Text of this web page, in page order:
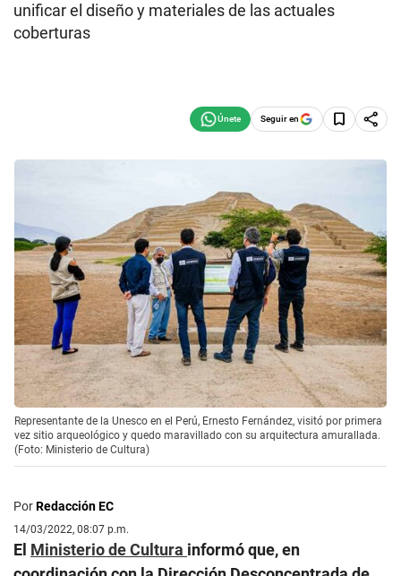
unificar el diseño y materiales de las actuales
coberturas
Seguir en
Representante de la Unesco en el Perú, Ernesto Fernández, visitó por primera
vez sitio arqueológico y quedo maravillado con su arquitectura amurallada.
(Foto: Ministerio de Cultura)
PorRedacción EC
14/03/2022, 08:07 p.m.
El Ministerio de Cultura informó que, en